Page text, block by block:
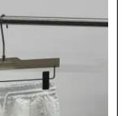
garde-robe
bas proposés
de tout homme
dans des
une mode
qui comprend
Chaque pièce
aux détails,